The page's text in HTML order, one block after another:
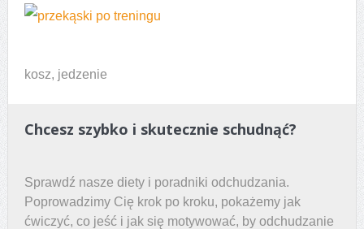
kosz, jedzenie
Chcesz szybko i skutecznie schudnąć?
Sprawdź nasze diety i poradniki odchudzania.
Poprowadzimy Cię krok po kroku, pokażemy jak
ćwiczyć, co jeść i jak się motywować, by odchudzanie